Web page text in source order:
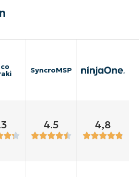
SyncroMSP
4.5 4,8